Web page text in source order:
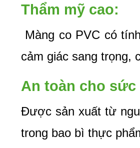
Thẩm mỹ cao:
Màng co PVC có
cảm giác sang trọng,
An toàn cho sức
Được sản xuất từ
trong bao bì thực